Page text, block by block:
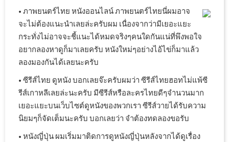
• ภาพยนตร์ไทย หนังออนไลน์ ภาพยนตร์ไทยนี่ผมอาจ
จะไม่ต้องแนะนำเลยล่ะครับผม เนื่องจากว่ามีเยอะแยะ
กระทั่งไม่อาจจะชี้แนะได้หมดจริงๆคนใดกันแน่ที่พึงพอใจ
อยากลองหาดูก็มาเลยครับ หนังใหม่ๆอย่างไอ้ไข่ก็มาแล้ว
ลองมองกันได้เลยนะครับ
• ซีรีส์ไทย ดูหนัง บอกเลยจ๊ะครับผมว่า ซีรีส์ไทยฮอทไม่แพ้ซี
รีส์เกาหลีเลยล่ะนะครับ มีซีรีส์หรือละครไทยดีๆจำนวนมาก
เยอะแยะบนเว็บไซต์ดูหนังของพวกเรา ซีรีส์วายได้รับความ
นิยมๆก็จัดเต็มนะครับ บอกเลยว่า จำต้องทดลองขอรับ
• หนังญี่ปุ่น ผมเริ่มมาติดการดูหนังญี่ปุ่นหลังจากได้ดูเรื่อง